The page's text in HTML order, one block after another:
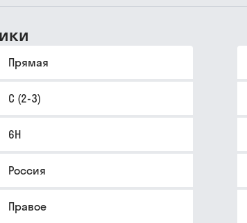
Прямая
C (2-3)
6H
Россия
Правое